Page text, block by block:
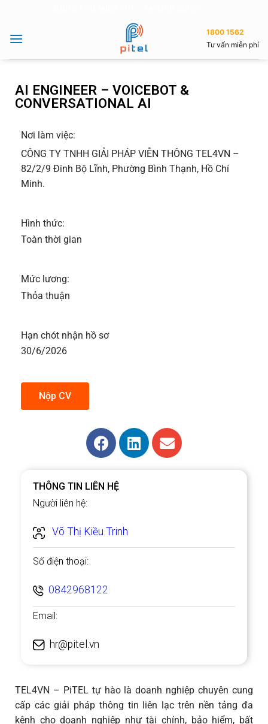
1800 1562
Tư vấn miễn phí
AI ENGINEER – VOICEBOT &
CONVERSATIONAL AI
Nơi làm việc:
CÔNG TY TNHH GIẢI PHÁP VIỄN THÔNG TEL4VN –
82/2/9 Đinh Bộ Lĩnh, Phường Bình Thạnh, Hồ Chí
Minh.
Hình thức:
Toàn thời gian
Mức lương:
Thỏa thuận
Hạn chót nhận hồ sơ
30/6/2026
Nộp CV
THÔNG TIN LIÊN HỆ
Người liên hệ:
Võ Thị Kiều Trinh
Số điện thoại:
0842968122
Email:
hr@pitel.vn
TEL4VN – PiTEL tự hào là doanh nghiệp chuyên cung
cấp các giải pháp thông tin liên lạc trên nền tảng đa
kênh cho doanh nghiệp như tài chính, bảo hiểm, bất